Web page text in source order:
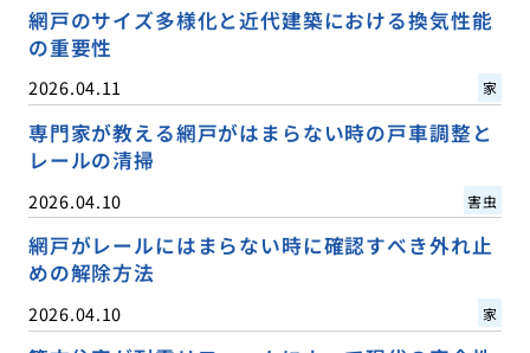
網戸のサイズ多様化と近代建築における換気性能
の重要性
2026.04.11 家
専門家が教える網戸がはまらない時の戸車調整と
レールの清掃
2026.04.10 害虫
網戸がレールにはまらない時に確認すべき外れ止
めの解除方法
2026.04.10 家